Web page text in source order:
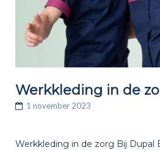
Werkkleding in de
1 november 2023
Werkkleding in de zorg Bij Dupal